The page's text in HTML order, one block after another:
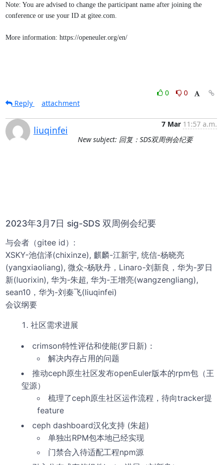
Note: You are advised to change the participant name after joining the
conference or use your ID at gitee.com.
More information: https://openeuler.org/en/
0
0
Reply
attachment
liuqinfei
7 Mar 11:57 a.m.
New subject: 回复：SDS双周例会纪要
2023年3月7日 sig-SDS 双周例会纪要
与会者（gitee id）:
XSKY-池信泽(chixinze), 麒麟-江新宇, 统信-杨晓亮
(yangxiaoliang), 微众-杨耿丹，Linaro-刘新良，华为-罗日
新(luorixin), 华为-朱超, 华为-王增亮(wangzengliang),
sean10，华为-刘秦飞(liuqinfei)
会议纲要
社区需求进展
crimson特性评估和使能(罗日新)：
解决内存占用的问题
推动ceph原生社区发布openEuler版本的rpm包（王
玺源）
梳理了ceph原生社区运作流程，待向tracker提
feature
ceph dashboard汉化支持 (朱超)
单独出RPM包本地已经实现
门禁合入待适配工程npm源